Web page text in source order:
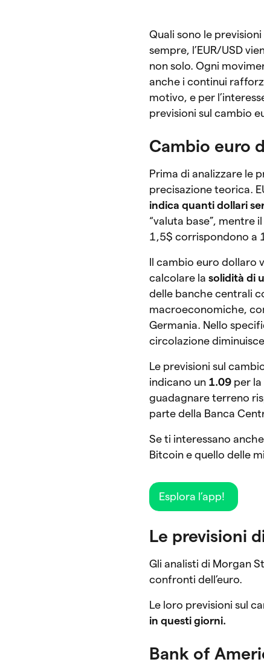
Quali sono le
sempre, l’EUR/USD
non solo. Ogni
anche i continui
motivo, e per
previsioni sul cambio
Cambio euro
Prima di analizzare le
precisazione teorica.
indica quanti dollari
“valuta base”, mentre
1,5$ corrispondono a
Il cambio euro dollaro
calcolare lasolidità di
delle banche centrali
macroeconomiche,
Germania. Nello
circolazione
Le previsioni sul
indicano un 1.09 per la
guadagnare terreno
parte della Banca
Se ti interessano
Bitcoin e quello delle
Esplora l’app!
Le previsioni
Gli analisti di Morgan
confronti dell’euro.
Le loro previsioni sul
in questi giorni.
Bank of